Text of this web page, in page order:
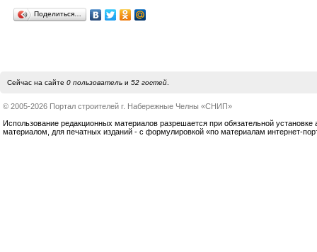
Поделиться…
Сейчас на сайте 0 пользовательи 52 гостей.
© 2005-2026 Портал строителей г. Набережные Челны «СНИП»
Использование редакционных материалов разрешается при обязательной установке
материалом, для печатных изданий - с формулировкой «по материалам интернет-